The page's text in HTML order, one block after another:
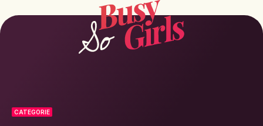
CATEGORIE